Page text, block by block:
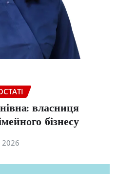
власниця
бізнесу
2026